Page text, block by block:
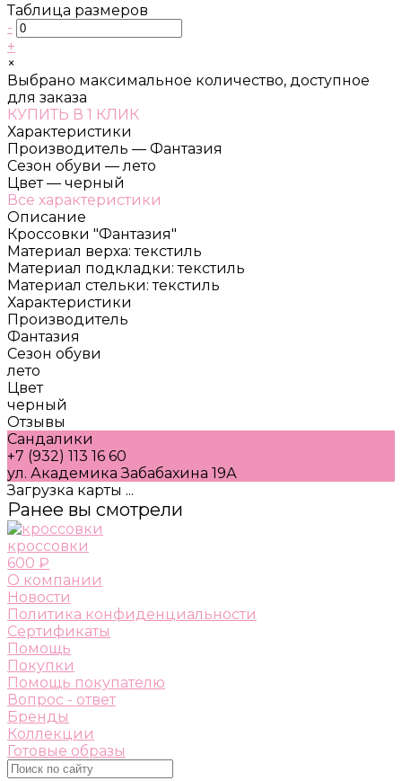
Таблица размеров
-
+
×
Выбрано максимальное количество, доступное
для заказа
КУПИТЬ В 1 КЛИК
Характеристики
Производитель — Фантазия
Сезон обуви — лето
Цвет — черный
Все характеристики
Описание
Кроссовки "Фантазия"
Материал верха: текстиль
Материал подкладки: текстиль
Материал стельки: текстиль
Характеристики
Производитель
Фантазия
Сезон обуви
лето
Цвет
черный
Отзывы
Сандалики
+7 (932) 113 16 60
ул. Академика Забабахина 19А
Загрузка карты ...
Ранее вы смотрели
кроссовки
600 ₽
О компании
Новости
Политика конфиденциальности
Сертификаты
Помощь
Покупки
Помощь покупателю
Вопрос - ответ
Бренды
Коллекции
Готовые образы